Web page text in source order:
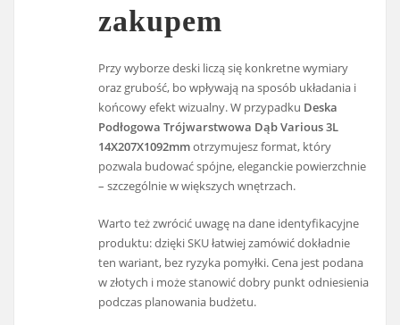
zakupem
Przy wyborze deski liczą się konkretne wymiary
oraz grubość, bo wpływają na sposób układania i
końcowy efekt wizualny. W przypadku Deska
Podłogowa Trójwarstwowa Dąb Various 3L
14X207X1092mmotrzymujesz format, który
pozwala budować spójne, eleganckie powierzchnie
– szczególnie w większych wnętrzach.
Warto też zwrócić uwagę na dane identyfikacyjne
produktu: dzięki SKU łatwiej zamówić dokładnie
ten wariant, bez ryzyka pomyłki. Cena jest podana
w złotych i może stanowić dobry punkt odniesienia
podczas planowania budżetu.